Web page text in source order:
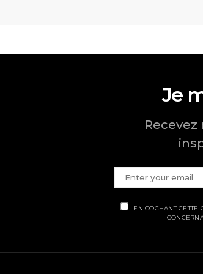
Je
EN COCHANT CETTE